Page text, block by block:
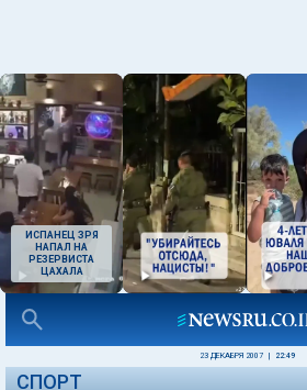
ИСПАНЕЦ ЗРЯ
НАПАЛ НА
РЕЗЕРВИСТА
ЦАХАЛА
23 ДЕКАБРЯ 2007 22:49
СПОРТ